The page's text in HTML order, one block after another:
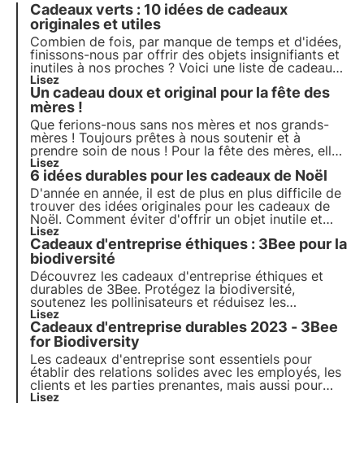
Cadeaux verts : 10 idées de cadeaux
originales et utiles
Combien de fois, par manque de temps et d'idées,
finissons-nous par offrir des objets insignifiants et
inutiles à nos proches ? Voici une liste de cadeaux
écologiques avec 10 idées de cadeaux originales
qui conviendront à tout le monde ! Faites des
cadeaux spéciaux, utiles et non triviaux.
Lisez
Un cadeau doux et original pour la fête des
mères !
Que ferions-nous sans nos mères et nos grands-
mères ! Toujours prêtes à nous soutenir et à
prendre soin de nous ! Pour la fête des mères, elles
méritent de recevoir un cadeau unique et original,
à leur image. Une ruche 3Bee est le cadeau idéal,
une surprise douce et durable ! ? ???
Lisez
6 idées durables pour les cadeaux de Noël
D'année en année, il est de plus en plus difficile de
trouver des idées originales pour les cadeaux de
Noël. Comment éviter d'offrir un objet inutile et
impersonnel ? 3Bee vous apporte la solution avec
ses projets dédiés à la protection de la biodiversité
: transparents, sensibilisants et inoubliables.
Lisez
Cadeaux d'entreprise éthiques : 3Bee pour la
biodiversité
Découvrez les cadeaux d'entreprise éthiques et
durables de 3Bee. Protégez la biodiversité,
soutenez les pollinisateurs et réduisez les
émissions de CO2.Offrez des ruches
technologiques, des arbres à nectar et la Polly
House pour une empreinte écologique et une
image de marque socialement responsable
Lisez
Cadeaux d'entreprise durables 2023 - 3Bee
for Biodiversity
Les cadeaux d'entreprise sont essentiels pour
établir des relations solides avec les employés, les
clients et les parties prenantes, mais aussi pour
véhiculer les valeurs de l'entreprise. Parmi ces
Lisez